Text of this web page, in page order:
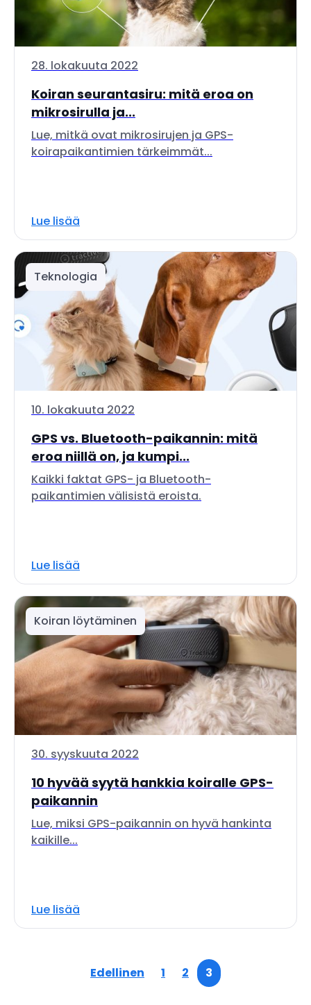
28. lokakuuta 2022
Koiran seurantasiru: mitä eroa on
mikrosirulla ja...
Lue, mitkä ovat mikrosirujen ja GPS-
koirapaikantimien tärkeimmät...
Lue lisää
Teknologia
10. lokakuuta 2022
GPS vs. Bluetooth-paikannin: mitä
eroa niillä on, ja kumpi...
Kaikki faktat GPS- ja Bluetooth-
paikantimien välisistä eroista.
Lue lisää
Koiran löytäminen
30. syyskuuta 2022
10 hyvää syytä hankkia koiralle GPS-
paikannin
Lue, miksi GPS-paikannin on hyvä hankinta
kaikille...
Lue lisää
Edellinen 1 2 3